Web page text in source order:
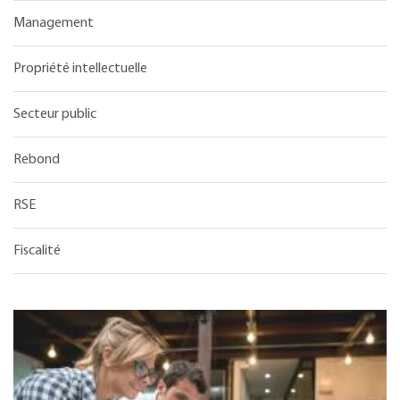
Management
Propriété intellectuelle
Secteur public
Rebond
RSE
Fiscalité